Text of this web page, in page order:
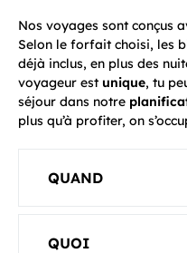
Nos voyages sont conçus
Selon le forfait choisi, les
déjà inclus, en plus des
voyageur est unique, tu
séjour dans notre
plus qu’à profiter, on
QUAND
QUOI